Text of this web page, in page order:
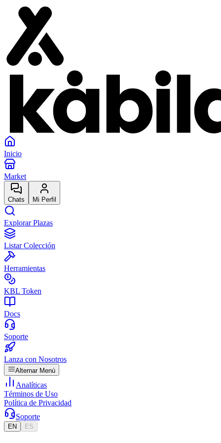
Inicio
Market
Chats Mi Perfil
Explorar Plazas
Listar Colección
Herramientas
KBL Token
Docs
Soporte
Lanza con Nosotros
Alternar Menú
Analíticas
Términos de Uso
Política de Privacidad
Soporte
EN ES